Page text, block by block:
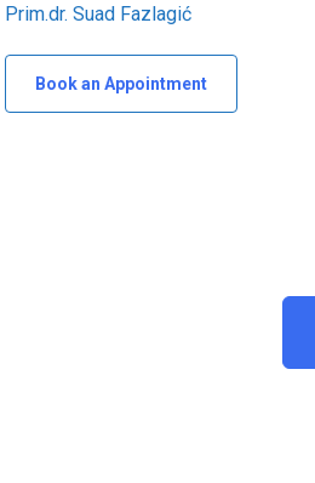
Prim.dr. Suad Fazlagić
Book an Appointment